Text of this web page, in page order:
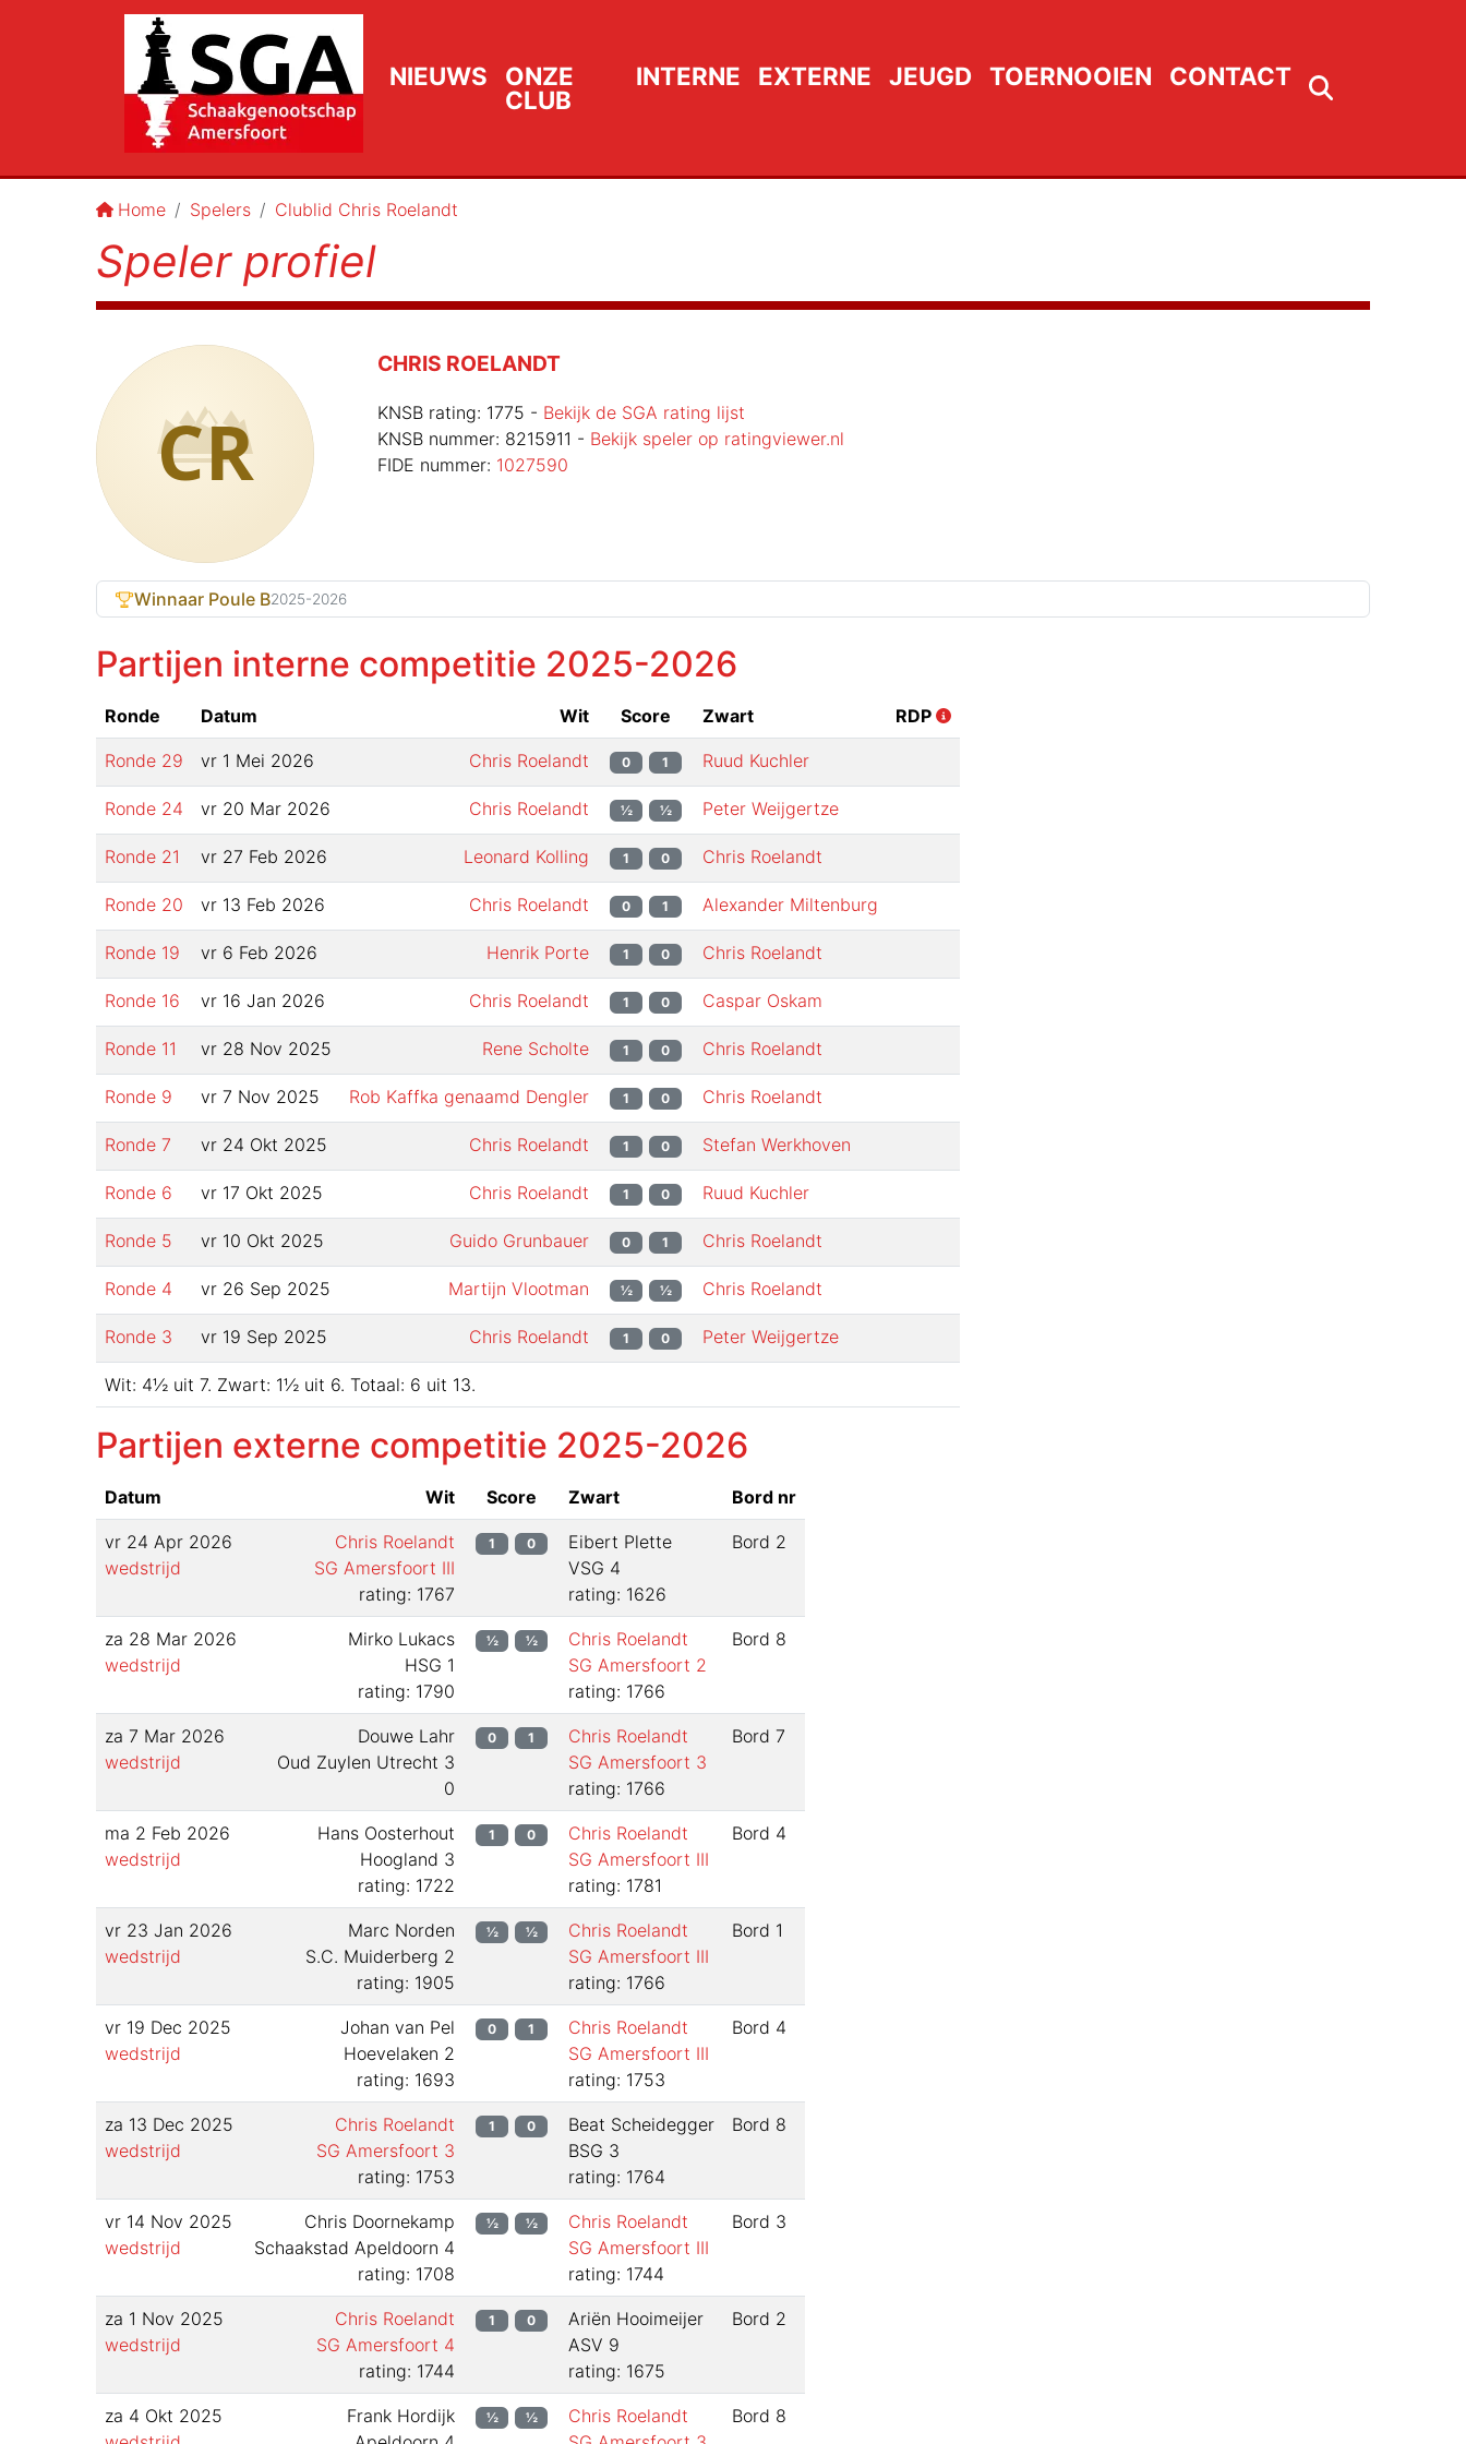
NIEUWS
ONZE
CLUB
INTERNE EXTERNE JEUGD TOERNOOIEN CONTACT
Home Spelers Clublid Chris Roelandt
Speler profiel
CR
CHRIS ROELANDT
KNSB rating: 1775 - Bekijk de SGA rating lijst
KNSB nummer: 8215911 - Bekijk speler op ratingviewer.nl
FIDE nummer: 1027590
Winnaar Poule B2025-2026
Partijen interne competitie 2025-2026
Ronde Datum Wit Score Zwart RDP
Ronde 29 vr 1 Mei 2026 Chris Roelandt 0 1 Ruud Kuchler
Ronde 24 vr 20 Mar 2026 Chris Roelandt ½ ½ Peter Weijgertze
Ronde 21 vr 27 Feb 2026 Leonard Kolling 1 0 Chris Roelandt
Ronde 20 vr 13 Feb 2026 Chris Roelandt 0 1 Alexander Miltenburg
Ronde 19 vr 6 Feb 2026 Henrik Porte 1 0 Chris Roelandt
Ronde 16 vr 16 Jan 2026 Chris Roelandt 1 0 Caspar Oskam
Ronde 11 vr 28 Nov 2025 Rene Scholte 1 0 Chris Roelandt
Ronde 9 vr 7 Nov 2025 Rob Kaffka genaamd Dengler 1 0 Chris Roelandt
Ronde 7 vr 24 Okt 2025 Chris Roelandt 1 0 Stefan Werkhoven
Ronde 6 vr 17 Okt 2025 Chris Roelandt 1 0 Ruud Kuchler
Ronde 5 vr 10 Okt 2025 Guido Grunbauer 0 1 Chris Roelandt
Ronde 4 vr 26 Sep 2025 Martijn Vlootman ½ ½ Chris Roelandt
Ronde 3 vr 19 Sep 2025 Chris Roelandt 1 0 Peter Weijgertze
Wit: 4½ uit 7. Zwart: 1½ uit 6. Totaal: 6 uit 13.
Partijen externe competitie 2025-2026
Datum Wit Score Zwart Bord nr
vr 24 Apr 2026
wedstrijd
Chris Roelandt
SG Amersfoort III
rating: 1767
1 0
Eibert Plette
VSG 4
rating: 1626
Bord 2
za 28 Mar 2026
wedstrijd
Mirko Lukacs
HSG 1
rating: 1790
½ ½
Chris Roelandt
SG Amersfoort 2
rating: 1766
Bord 8
za 7 Mar 2026
wedstrijd
Douwe Lahr
Oud Zuylen Utrecht 3
0
0 1
Chris Roelandt
SG Amersfoort 3
rating: 1766
Bord 7
ma 2 Feb 2026
wedstrijd
Hans Oosterhout
Hoogland 3
rating: 1722
1 0
Chris Roelandt
SG Amersfoort III
rating: 1781
Bord 4
vr 23 Jan 2026
wedstrijd
Marc Norden
S.C. Muiderberg 2
rating: 1905
½ ½
Chris Roelandt
SG Amersfoort III
rating: 1766
Bord 1
vr 19 Dec 2025
wedstrijd
Johan van Pel
Hoevelaken 2
rating: 1693
0 1
Chris Roelandt
SG Amersfoort III
rating: 1753
Bord 4
za 13 Dec 2025
wedstrijd
Chris Roelandt
SG Amersfoort 3
rating: 1753
1 0
Beat Scheidegger
BSG 3
rating: 1764
Bord 8
vr 14 Nov 2025
wedstrijd
Chris Doornekamp
Schaakstad Apeldoorn 4
rating: 1708
½ ½
Chris Roelandt
SG Amersfoort III
rating: 1744
Bord 3
za 1 Nov 2025
wedstrijd
Chris Roelandt
SG Amersfoort 4
rating: 1744
1 0
Ariën Hooimeijer
ASV 9
rating: 1675
Bord 2
za 4 Okt 2025
Frank Hordijk
½ ½
Chris Roelandt
Bord 8